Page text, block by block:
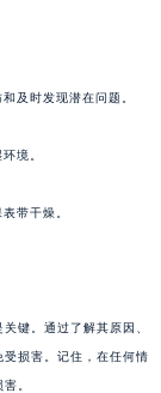
及时发现潜在问题。
境。
带干燥。
键。通过了解其原因、
损害。记住，在任何情
。